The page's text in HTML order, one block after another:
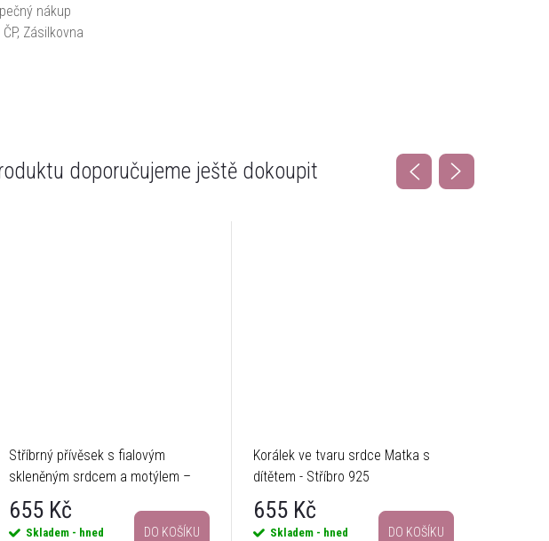
nákup
Zásilkovna
doporučujeme ještě dokoupit
Stříbrný přívěsek s fialovým
skleněným srdcem a motýlem –
Stříbro 925
655 Kč
Skladem - hned
DO KOŠÍKU
Korálek ve tvaru srdce Matka s
dítětem - Stříbro 925
655 Kč
Skladem - hned
DO KOŠÍKU